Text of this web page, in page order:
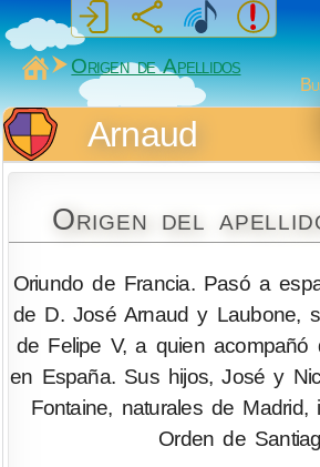
MiSabueso
Origen de Apellidos
Arnaud
Origen del
Oriundo de Francia. Pasó a
de D. José Arnaud y Laubone,
de Felipe V, a quien acompañó
en España. Sus hijos, José y
Fontaine, naturales de Madrid,
Orden de